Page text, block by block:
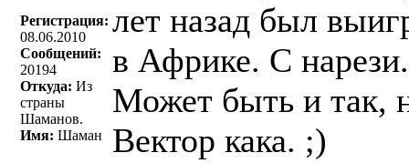
Регистрация:
08.06.2010
Сообщений:
20194
Откуда: Из
страны
Шаманов.
Имя: Шаман
лет назад был
в Африке. С
Может быть и так,
Вектор кака. ;)